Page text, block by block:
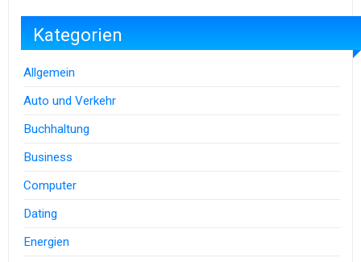
Kategorien
Allgemein
Auto und Verkehr
Buchhaltung
Business
Computer
Dating
Energien